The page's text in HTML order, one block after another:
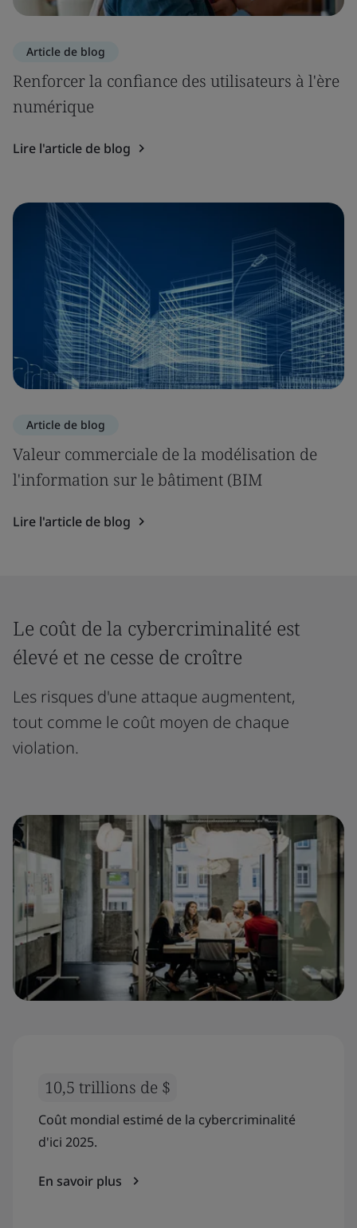
Article de blog
Renforcer la confiance des utilisateurs à l'ère
numérique
Lire l'article de blog
Article de blog
Valeur commerciale de la modélisation de
l'information sur le bâtiment (BIM
Lire l'article de blog
Le coût de la cybercriminalité est
élevé et ne cesse de croître
Les risques d'une attaque augmentent,
tout comme le coût moyen de chaque
violation.
10,5 trillions de $
Coût mondial estimé de la cybercriminalité
d'ici 2025.
En savoir plus